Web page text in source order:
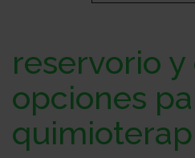
nosotros
Colabora
reservorio y
opciones